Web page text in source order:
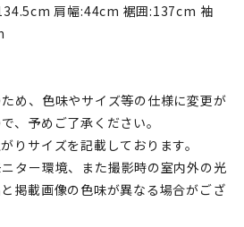
肩幅:44cm 裾囲:137cm 袖
め、色味やサイズ等の仕様に変更が
、予めご了承ください。
りサイズを記載しております。
ター環境、また撮影時の室内外の光
掲載画像の色味が異なる場合がござ